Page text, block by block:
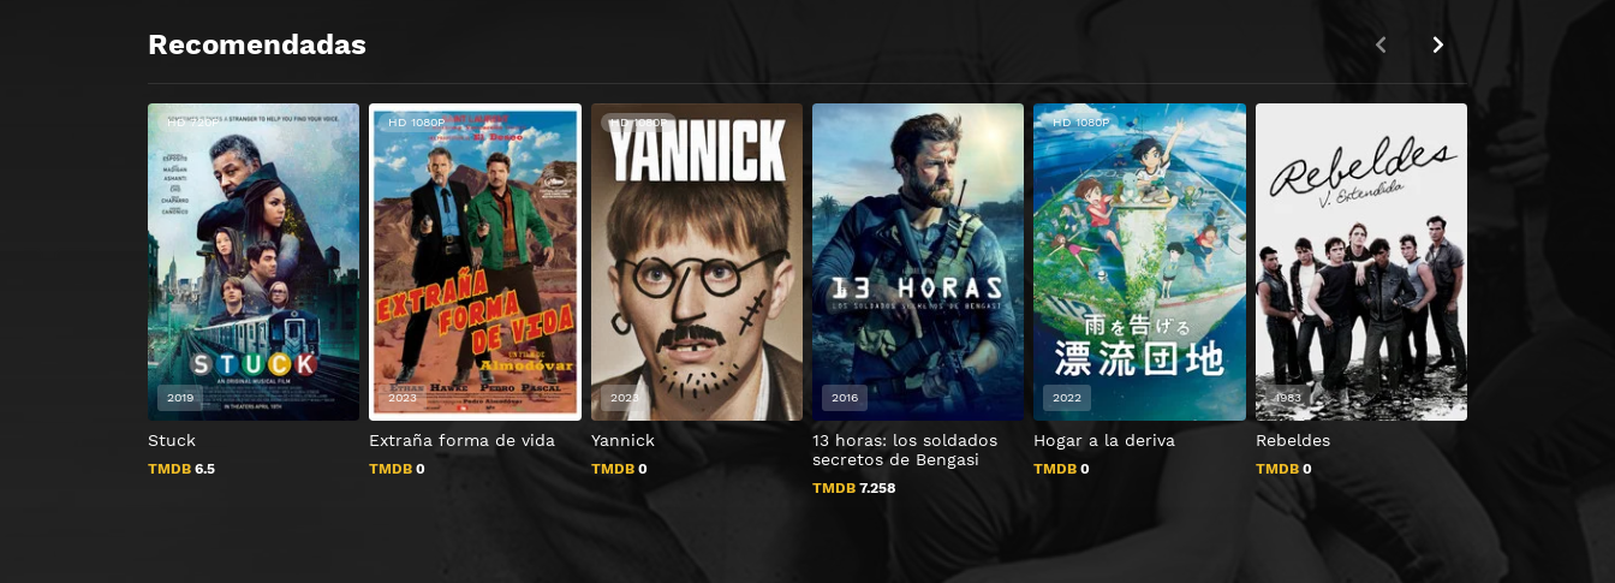
Recomendadas
Stuck
TMDB 6.5
HD 720P
2019
Extraña forma de vida
TMDB 0
HD 1080P
2023
Yannick
TMDB0
HD 1080P
2023
13 horas: los soldados
secretos de Bengasi
TMDB7.258
2016
Hogar a la deriva
TMDB 0
HD 1080P
2022
Rebeldes
TMDB0
1983